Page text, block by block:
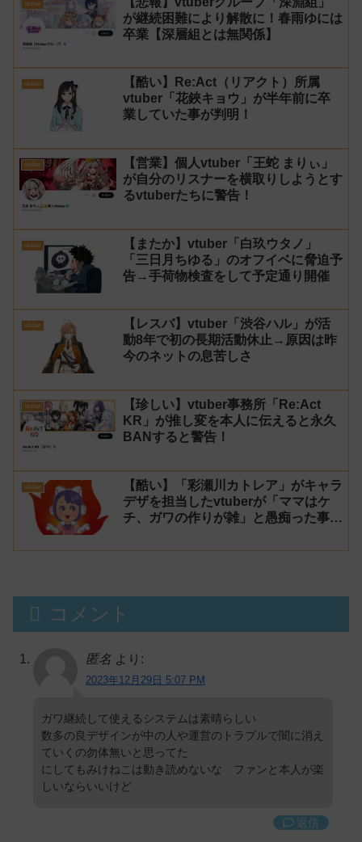
vtuber
が継続困難により解散に！春雨ゆには
卒業【深層組とは無関係】
vtuber
【酷い】Re:Act（リアクト）所属
vtuber「花鋏キョウ」が半年前に卒
業していた事が判明！
vtuber
【営業】個人vtuber「王蛇 まりぃ」
が自分のリスナーを横取りしようとす
るvtuberたちに警告！
vtuber
【またか】vtuber「白玖ウタノ」
「三日月ちゆる」のオフイベに脅迫予
告→手荷物検査をして予定通り開催
vtuber
【レスバ】vtuber「渋谷ハル」が活
動8年で初の長期活動休止→原因は昨
今のネットの息苦しさ
vtuber
【珍しい】vtuber事務所「Re:Act
KR」が推し変を本人に伝えると永久
BANすると警告！
vtuber
【酷い】「彩瀬川カトレア」がキャラ
デザを担当したvtuberが「ママはケ
チ、ガワの作りが雑」と愚痴った事が
コメント
匿名 より:
2023年12月29日 5:07 PM
ガワ継続して使えるシステムは素晴らしい
数多の良デザインが中の人や運営のトラブルで闇に消え
ていくの勿体無いと思ってた
にしてもみけねこは動き読めないな ファンと本人が楽
しいならいいけど
返信